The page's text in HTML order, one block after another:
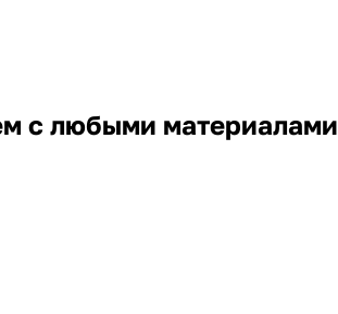
с любыми материалами